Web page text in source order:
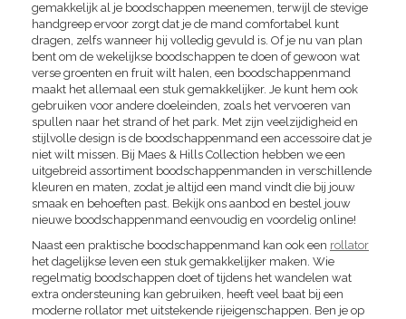
gemakkelijk al je boodschappen meenemen, terwijl de stevige
handgreep ervoor zorgt dat je de mand comfortabel kunt
dragen, zelfs wanneer hij volledig gevuld is. Of je nu van plan
bent om de wekelijkse boodschappen te doen of gewoon wat
verse groenten en fruit wilt halen, een boodschappenmand
maakt het allemaal een stuk gemakkelijker. Je kunt hem ook
gebruiken voor andere doeleinden, zoals het vervoeren van
spullen naar het strand of het park. Met zijn veelzijdigheid en
stijlvolle design is de boodschappenmand een accessoire dat je
niet wilt missen. Bij Maes & Hills Collection hebben we een
uitgebreid assortiment boodschappenmanden in verschillende
kleuren en maten, zodat je altijd een mand vindt die bij jouw
smaak en behoeften past. Bekijk ons aanbod en bestel jouw
nieuwe boodschappenmand eenvoudig en voordelig online!
Naast een praktische boodschappenmand kan ook een rollator
het dagelijkse leven een stuk gemakkelijker maken. Wie
regelmatig boodschappen doet of tijdens het wandelen wat
extra ondersteuning kan gebruiken, heeft veel baat bij een
moderne rollator met uitstekende rijeigenschappen. Ben je op